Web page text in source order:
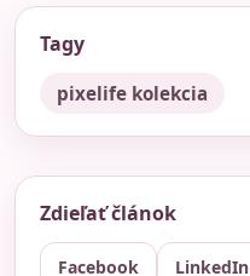
Tagy
pixelife kolekcia
Zdieľať článok
Facebook LinkedIn